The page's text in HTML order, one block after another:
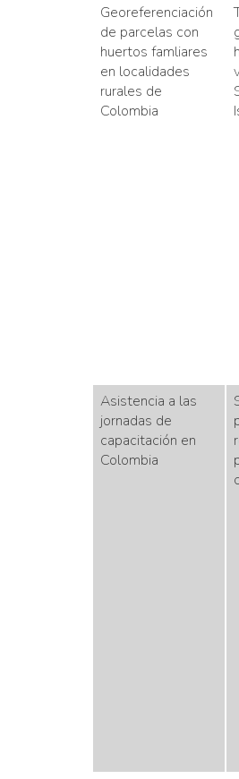
Georeferenciación
de parcelas con
huertos famliares
en localidades
rurales de
Colombia
Asistencia a las
jornadas de
capacitación en
Colombia